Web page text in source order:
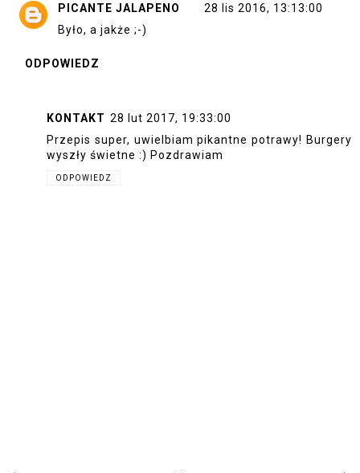
PICANTE JALAPENO
28 lis 2016, 13:13:00
Było, a jakże ;-)
ODPOWIEDZ
KONTAKT 28 lut 2017, 19:33:00
Przepis super, uwielbiam pikantne potrawy! Burgery
wyszły świetne :) Pozdrawiam
ODPOWIEDZ